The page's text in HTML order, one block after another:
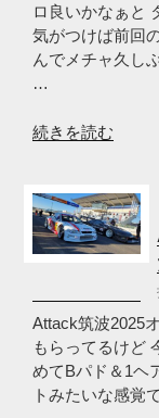
様
で
し
た
(‘ω’)
ロ良いかなぁと
気がつけば前回
んでメチャ久し
…
“2
ブ
リ
に
北
サ
ー
キ
ッ
続きを読む
Attack筑波2025
もらってるけど
めてBパド＆1ヘ
トみたいな感覚